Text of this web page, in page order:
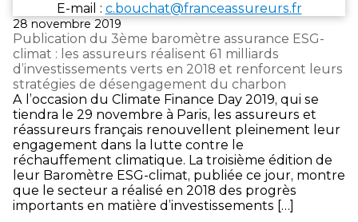
Publié
le
28 novembre 2019
Publication du 3ème baromètre assurance ESG-
climat : les assureurs réalisent 61 milliards
d’investissements verts en 2018 et renforcent leurs
stratégies de désengagement du charbon
A l’occasion du Climate Finance Day 2019, qui se
tiendra le 29 novembre à Paris, les assureurs et
réassureurs français renouvellent pleinement leur
engagement dans la lutte contre le
réchauffement climatique. La troisième édition de
leur Baromètre ESG-climat, publiée ce jour, montre
que le secteur a réalisé en 2018 des progrès
importants en matière d’investissements […]
E‑mail : c.bouchat@franceassureurs.fr